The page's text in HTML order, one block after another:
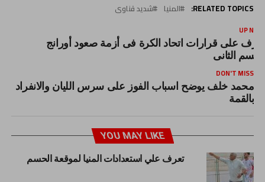
RELATED TOPICS: المنيا شديد قناوى
UP
على قرارات اتحاد الكرة فى أزمة صعود أورانج
الثانى
DON'T MISS
محمد خلف يوضح اسباب الفوز على سرس الليان والانفراد
بالقمة
YOU MAY LIKE
تعرف علي استعدادات المنيا لموقعة الحسم